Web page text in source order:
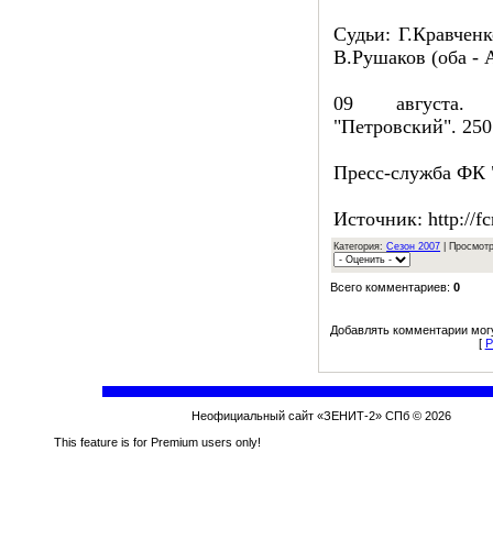
Судьи:
В.Рушаков (оба -
09 августа.
"Петровский".
Пресс-служба ФК
Источник: http://
Категория:Сезон 2007 |
Всего комментариев:0
Добавлять комментарии
[
Неофициальный сайт «ЗЕНИТ-2» СПб © 2026
This feature is for Premium users only!